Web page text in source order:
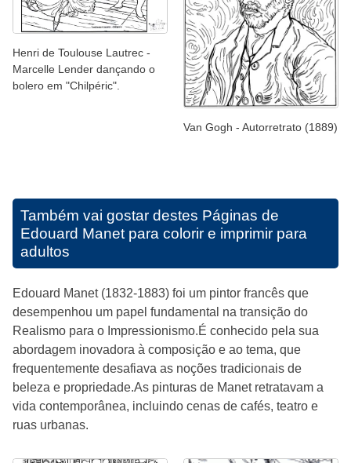
Henri de Toulouse Lautrec -
Marcelle Lender dançando o
bolero em "Chilpéric".
Van Gogh - Autorretrato (1889)
Também vai gostar destes Páginas de
Edouard Manet para colorir e imprimir para
adultos
Edouard Manet (1832-1883) foi um pintor francês que
desempenhou um papel fundamental na transição do
Realismo para o Impressionismo.É conhecido pela sua
abordagem inovadora à composição e ao tema, que
frequentemente desafiava as noções tradicionais de
beleza e propriedade.As pinturas de Manet retratavam a
vida contemporânea, incluindo cenas de cafés, teatro e
ruas urbanas.